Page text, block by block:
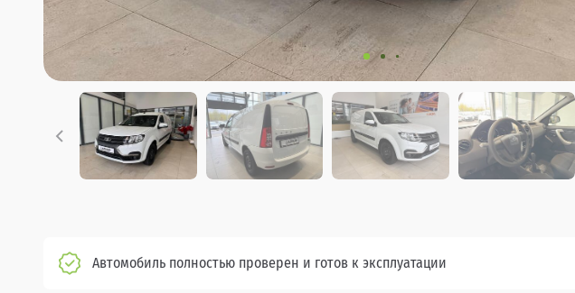
Автомобиль полностью проверен и готов к эксплуатации